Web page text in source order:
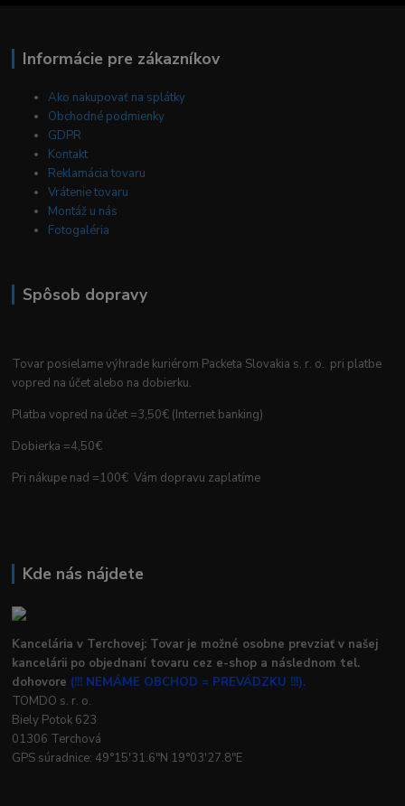
Informácie pre zákazníkov
Ako nakupovať na splátky
Obchodné podmienky
GDPR
Kontakt
Reklamácia tovaru
Vrátenie tovaru
Montáž u nás
Fotogaléria
Spôsob dopravy
Tovar posielame výhrade kuriérom Packeta Slovakia s. r. o. pri platbe
vopred na účet alebo na dobierku.
Platba vopred na účet =3,50€ (Internet banking)
Dobierka =4,50€
Pri nákupe nad =100€ Vám dopravu zaplatíme
Kde nás nájdete
Kancelária v Terchovej: Tovar je možné osobne prevziať v našej
kancelárii po objednaní tovaru cez e-shop a následnom tel.
dohovore (!!! NEMÁME OBCHOD = PREVÁDZKU !!!).
TOMDO s. r. o.
Biely Potok 623
01306 Terchová
GPS súradnice: 49°15'31.6"N 19°03'27.8"E